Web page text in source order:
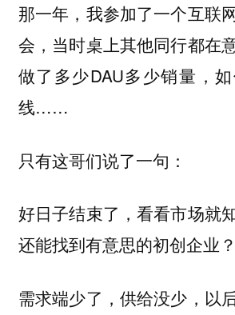
那一年，我参加了一个互联
会，当时桌上其他同行都在
做了多少DAU多少销量，
线……
只有这哥们说了一句：
好日子结束了，看看市场就
还能找到有意思的初创企业？
需求端少了，供给没少，以